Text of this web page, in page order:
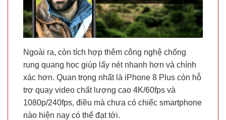
Ngoài ra, còn tích hợp thêm công nghệ chống
rung quang học giúp lấy nét nhanh hơn và chính
xác hơn. Quan trọng nhất là iPhone 8 Plus còn hỗ
trợ quay video chất lượng cao 4K/60fps và
1080p/240fps, điều mà chưa có chiếc smartphone
nào hiện nay có thể đạt tới.